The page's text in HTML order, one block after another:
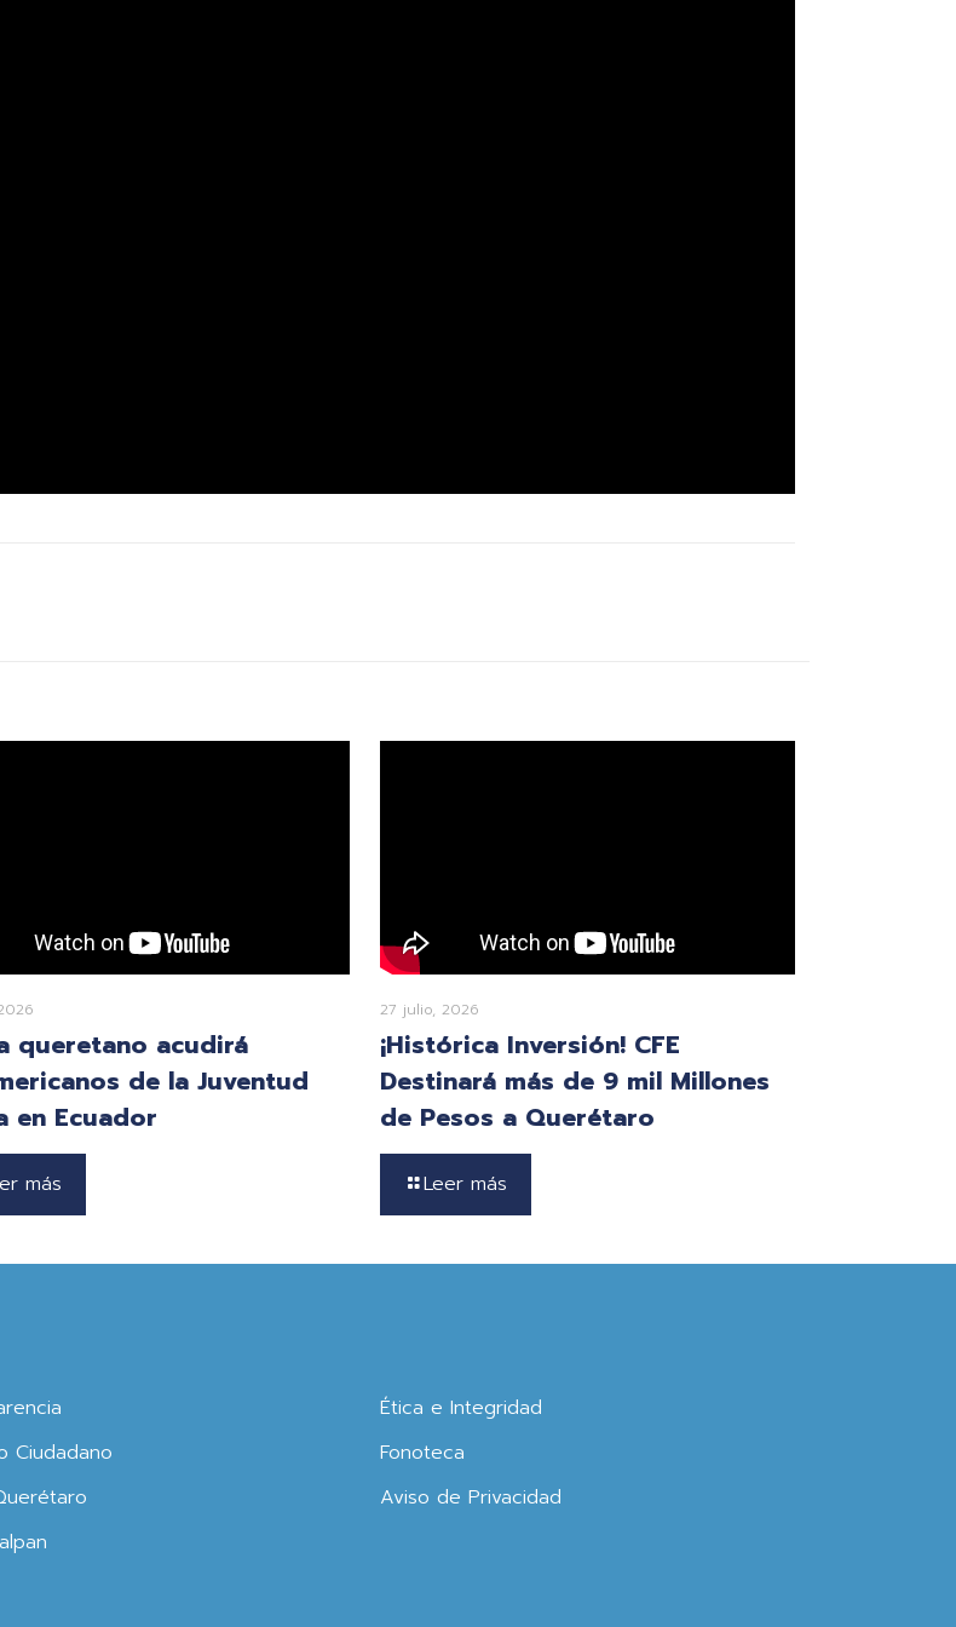
queretano acudirá
de la Juventud
en Ecuador
más
27 julio, 2026
¡Histórica Inversión! CFE
Destinará más de 9 mil Millones
de Pesos a Querétaro
Leer más
Ciudadano
Ética e Integridad
Fonoteca
Aviso de Privacidad